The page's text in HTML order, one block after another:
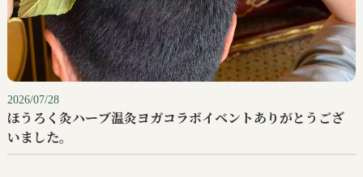
2026/07/28
ほうろく灸ハーブ温灸ヨガコラボイベントありがとうござ
いました。